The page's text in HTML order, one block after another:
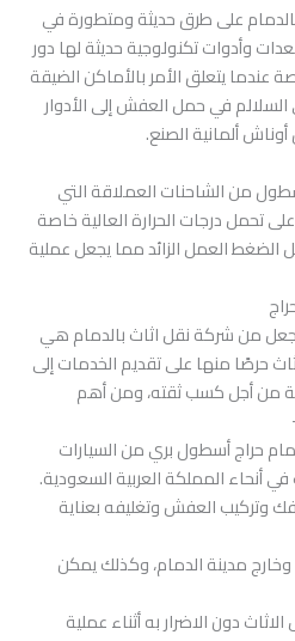
على طرق حديثة ومتطورة في
وأدوات تكنولوجية حديثة لها دور
يتعلق الأمر بالأماكن الضيقة
السلالم في حمل العفش إلى الأدوار
ألمانية الصنع.
من الشاحنات العملاقة التي
تحمل درجات الحرارة العالية خاصة
العمل الزائد مما يجعل عملية
من شركة نقل اثاث بالدمام هي
حرصًا منها على تقديم الخدمات إلى
من أجل كسب ثقته، ومن أهم
حراج أسطول بري من السيارات
أنحاء المملكة العربية السعودية.
العفش وتغليفه بعناية
مدينة الدمام، وكذلك يمكن
دون الاضرار به أثناء عملية